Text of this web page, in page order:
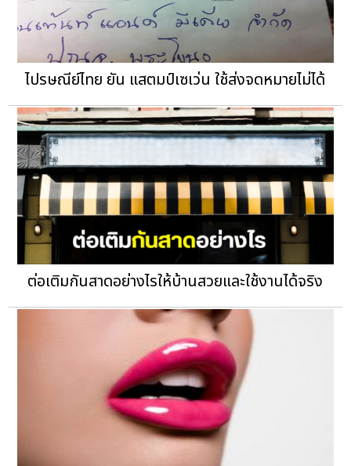
ไปรษณีย์ไทย ยัน แสตมป์เซเว่น ใช้ส่งจดหมายไม่ได้
ต่อเติมกันสาดอย่างไรให้บ้านสวยและใช้งานได้จริง